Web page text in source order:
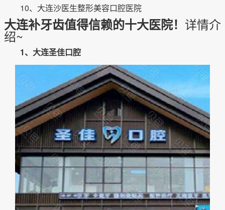
10、大连沙医生整形美容口腔医院
大连补牙齿值得信赖的十大医院！ 详情介
绍~
1、大连圣佳口腔